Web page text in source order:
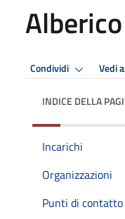
Condividi Vedi
INDICE DELLA
Incarichi
Organizzazioni
Punti di contatto